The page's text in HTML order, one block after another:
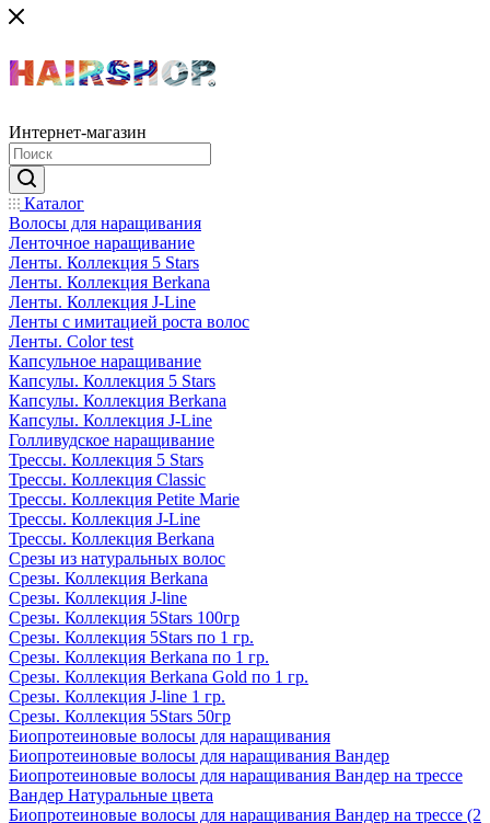
Интернет-магазин
Каталог
Волосы для наращивания
Ленточное наращивание
Ленты. Коллекция 5 Stars
Ленты. Коллекция Berkana
Ленты. Коллекция J-Line
Ленты с имитацией роста волос
Ленты. Color test
Капсульное наращивание
Капсулы. Коллекция 5 Stars
Капсулы. Коллекция Berkana
Капсулы. Коллекция J-Line
Голливудское наращивание
Трессы. Коллекция 5 Stars
Трессы. Коллекция Classic
Трессы. Коллекция Petite Marie
Трессы. Коллекция J-Line
Трессы. Коллекция Berkana
Срезы из натуральных волос
Срезы. Коллекция Berkana
Срезы. Коллекция J-line
Срезы. Коллекция 5Stars 100гр
Срезы. Коллекция 5Stars по 1 гр.
Срезы. Коллекция Berkana по 1 гр.
Срезы. Коллекция Berkana Gold по 1 гр.
Срезы. Коллекция J-line 1 гр.
Срезы. Коллекция 5Stars 50гр
Биопротеиновые волосы для наращивания
Биопротеиновые волосы для наращивания Вандер
Биопротеиновые волосы для наращивания Вандер на трессе
Вандер Натуральные цвета
Биопротеиновые волосы для наращивания Вандер на трессе (2